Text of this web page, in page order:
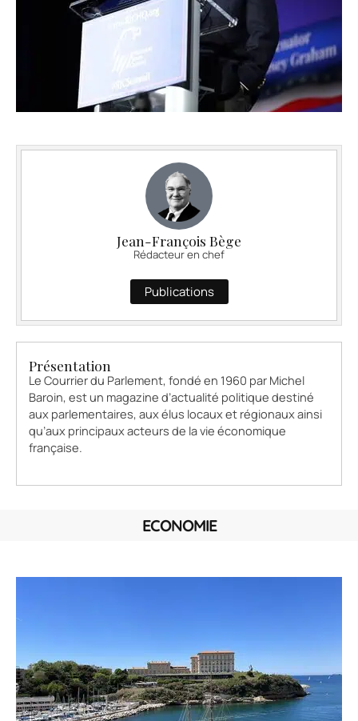
Jean-François Bège
Rédacteur en chef
Publications
Présentation
Le Courrier du Parlement, fondé en 1960 par Michel
Baroin, est un magazine d’actualité politique destiné
aux parlementaires, aux élus locaux et régionaux ainsi
qu’aux principaux acteurs de la vie économique
française.
ECONOMIE